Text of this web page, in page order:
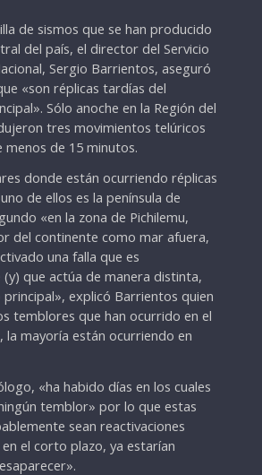
de sismos que se han producido
del país, el director del Servicio
Sergio Barrientos, aseguró
«son réplicas tardías del
Sólo anoche en la Región del
tres movimientos telúricos
menos de 15 minutos.
donde están ocurriendo réplicas
de ellos es la península de
«en la zona de Pichilemu,
del continente como mar afuera,
una falla que es
que actúa de manera distinta,
explicó Barrientos quien
temblores que han ocurrido en el
mayoría están ocurriendo en
«ha habido días en los cuales
temblor» por lo que estas
sean reactivaciones
el corto plazo, ya estarían